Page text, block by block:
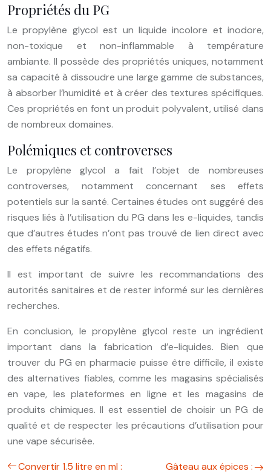
Propriétés du PG
Le propylène glycol est un liquide incolore et inodore,
non-toxique et non-inflammable à température
ambiante. Il possède des propriétés uniques, notamment
sa capacité à dissoudre une large gamme de substances,
à absorber l’humidité et à créer des textures spécifiques.
Ces propriétés en font un produit polyvalent, utilisé dans
de nombreux domaines.
Polémiques et controverses
Le propylène glycol a fait l’objet de nombreuses
controverses, notamment concernant ses effets
potentiels sur la santé. Certaines études ont suggéré des
risques liés à l’utilisation du PG dans les e-liquides, tandis
que d’autres études n’ont pas trouvé de lien direct avec
des effets négatifs.
Il est important de suivre les recommandations des
autorités sanitaires et de rester informé sur les dernières
recherches.
En conclusion, le propylène glycol reste un ingrédient
important dans la fabrication d’e-liquides. Bien que
trouver du PG en pharmacie puisse être difficile, il existe
des alternatives fiables, comme les magasins spécialisés
en vape, les plateformes en ligne et les magasins de
produits chimiques. Il est essentiel de choisir un PG de
qualité et de respecter les précautions d’utilisation pour
une vape sécurisée.
Convertir 1.5 litre en ml :
Gâteau aux épices :